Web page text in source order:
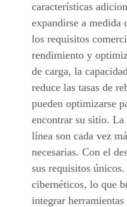
características
expandirse a medida
los requisitos
rendimiento y
de carga, la
reduce las tasas de
pueden optimizarse
encontrar su sitio. La
línea son cada vez
necesarias. Con el
sus requisitos
cibernéticos, lo que
integrar